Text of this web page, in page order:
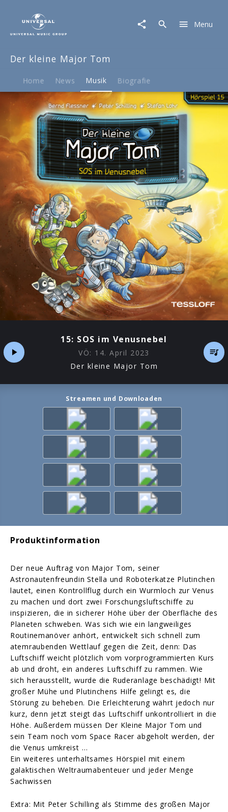
Tom
Musik
SOS
Venusnebel
Menu
Der kleine Major Tom
Home News Musik Biografie
15: SOS im Venusnebel
VÖ: 14. April 2023
Der kleine Major Tom
Streamen und Downloaden
Produktinformation
Der neue Auftrag von Major Tom, seiner
Astronautenfreundin Stella und Roboterkatze Plutinchen
lautet, einen Kontrollflug durch ein Wurmloch zur Venus
zu machen und dort zwei Forschungsluftschiffe zu
inspizieren, die in sicherer Höhe über der Oberfläche des
Planeten schweben. Was sich wie ein langweiliges
Routinemanöver anhört, entwickelt sich schnell zum
atemraubenden Wettlauf gegen die Zeit, denn: Das
Luftschiff weicht plötzlich vom vorprogrammierten Kurs
ab und droht, ein anderes Luftschiff zu rammen. Wie
sich herausstellt, wurde die Ruderanlage beschädigt! Mit
großer Mühe und Plutinchens Hilfe gelingt es, die
Störung zu beheben. Die Erleichterung währt jedoch nur
kurz, denn jetzt steigt das Luftschiff unkontrolliert in die
Höhe. Außerdem müssen Der Kleine Major Tom und
sein Team noch vom Space Racer abgeholt werden, der
die Venus umkreist …
Ein weiteres unterhaltsames Hörspiel mit einem
galaktischen Weltraumabenteuer und jeder Menge
Sachwissen
Extra: Mit Peter Schilling als Stimme des großen Major